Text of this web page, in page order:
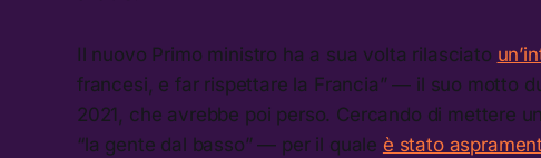
Il nuovo Primo ministro ha a sua volta rilasciato
francesi, e far rispettare la Francia” — il suo motto
2021, che avrebbe poi perso. Cercando di mettere
“la gente dal basso” — per il quale è stato